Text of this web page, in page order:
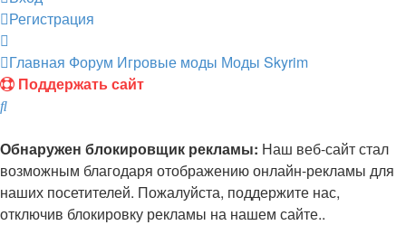
Регистрация
Главная Форум Игровые моды Моды Skyrim
Поддержать сайт
Поиск
Обнаружен блокировщик рекламы: Наш веб-сайт стал
возможным благодаря отображению онлайн-рекламы для
наших посетителей. Пожалуйста, поддержите нас,
отключив блокировку рекламы на нашем сайте..